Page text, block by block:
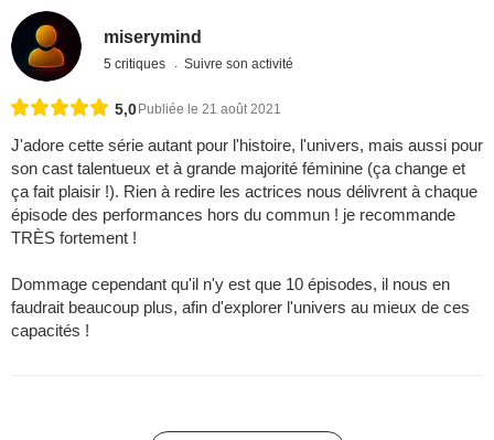
miserymind
5 critiques Suivre son activité
5,0 Publiée le 21 août 2021
J'adore cette série autant pour l'histoire, l'univers, mais aussi pour
son cast talentueux et à grande majorité féminine (ça change et
ça fait plaisir !). Rien à redire les actrices nous délivrent à chaque
épisode des performances hors du commun ! je recommande
TRÈS fortement !
Dommage cependant qu'il n'y est que 10 épisodes, il nous en
faudrait beaucoup plus, afin d'explorer l'univers au mieux de ces
capacités !